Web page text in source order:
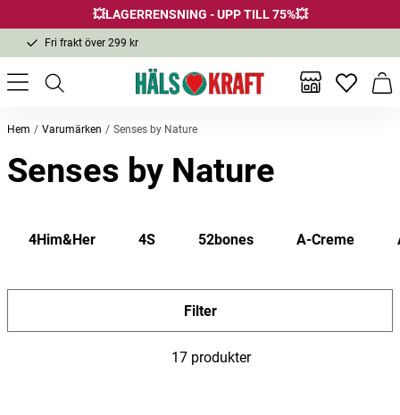
💥LAGERRENSNING - UPP TILL 75%💥
Fri frakt över 299 kr
1-3 dagars leverans
Samma pris i butik & online
Fri frakt över 299 kr
Inga
Hem Varumärken Senses by Nature
Senses by Nature
4Him&Her 4S 52bones A-Creme
Filter
17 produkter